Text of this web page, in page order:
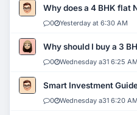
Why does a 4 BHK flat
0 Yesterday at 6:30 AM
Why should I buy a 3
0 Wednesday a31 6:25 AM
Smart Investment
0 Wednesday a31 6:20 AM